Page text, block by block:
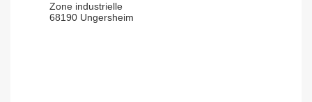
Zone industrielle
68190 Ungersheim